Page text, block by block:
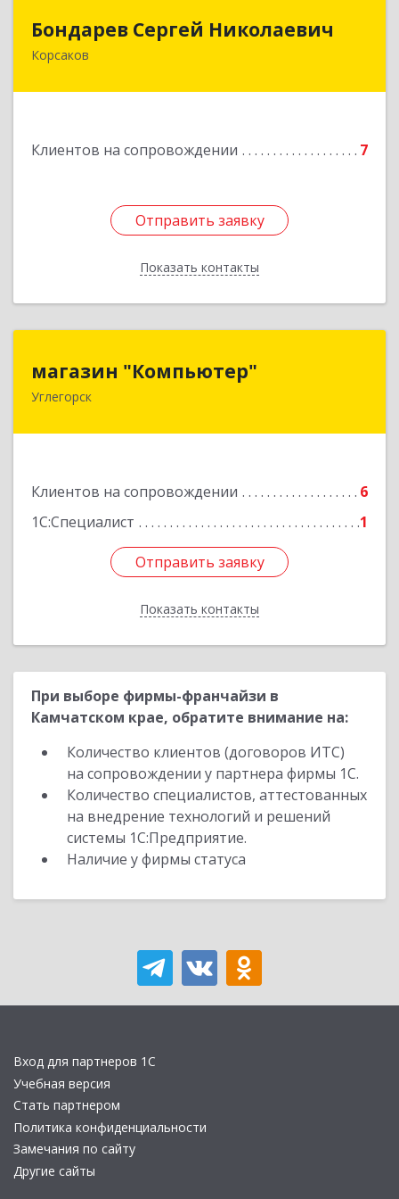
Бондарев Сергей Николаевич
Корсаков
Клиентов на сопровождении 7
Отправить заявку
Показать контакты
Бондарев Сергей Николаевич
Отправить заявку
Назад
магазин "Компьютер"
Углегорск
Клиентов на сопровождении
6
1С:Специалист
1
Отправить заявку
Показать контакты
694920, Сахалинская обл, Углегорский р-н,
Отправить заявку
Назад
При выборе фирмы-франчайзи в
Камчатском крае, обратите внимание на:
Количество клиентов (договоров ИТС)
на сопровождении у партнера фирмы 1С.
Количество специалистов, аттестованных
на внедрение технологий и решений
системы 1С:Предприятие.
Наличие у фирмы статуса
Вход для партнеров 1С
Учебная версия
Стать партнером
Политика конфиденциальности
Замечания по сайту
Другие сайты